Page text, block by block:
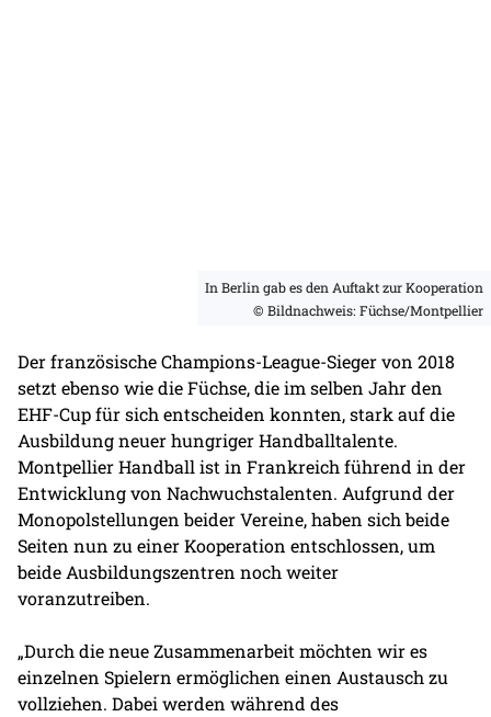
In Berlin gab es den Auftakt zur Kooperation
© Bildnachweis: Füchse/Montpellier
Der französische Champions-League-Sieger von 2018
setzt ebenso wie die Füchse, die im selben Jahr den
EHF-Cup für sich entscheiden konnten, stark auf die
Ausbildung neuer hungriger Handballtalente.
Montpellier Handball ist in Frankreich führend in der
Entwicklung von Nachwuchstalenten. Aufgrund der
Monopolstellungen beider Vereine, haben sich beide
Seiten nun zu einer Kooperation entschlossen, um
beide Ausbildungszentren noch weiter
voranzutreiben.
„Durch die neue Zusammenarbeit möchten wir es
einzelnen Spielern ermöglichen einen Austausch zu
vollziehen. Dabei werden während des